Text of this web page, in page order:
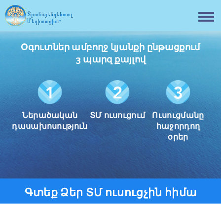
Օգուտներ ամբողջ կյանքի ընթացքում
3 պարզ քայլով
Ներածական
դասախոսություն
ՏՄ ուսուցում
Ուսուցմանը
հաջորդող
օրեր
Գտեք Ձեր ՏՄ ուսուցչին հիմա